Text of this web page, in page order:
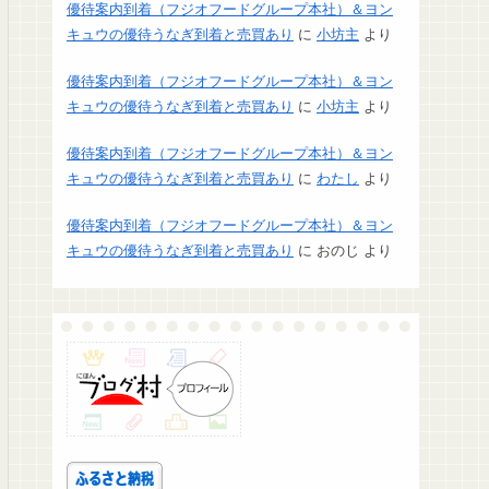
優待案内到着（フジオフードグループ本社）＆ヨン
キュウの優待うなぎ到着と売買あり に 小坊主 より
優待案内到着（フジオフードグループ本社）＆ヨン
キュウの優待うなぎ到着と売買あり に 小坊主 より
優待案内到着（フジオフードグループ本社）＆ヨン
キュウの優待うなぎ到着と売買あり に わたし より
優待案内到着（フジオフードグループ本社）＆ヨン
キュウの優待うなぎ到着と売買あり に おのじ より